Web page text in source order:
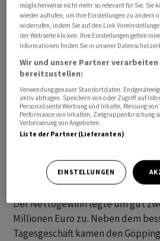
Teamviewer hatte zuletzt mit
kämpfen, das Umsatzwachstum
vierten Quartal weiter auf 8
Michael Wilkens sprach in der
Herausforderungen durch das
durch negative Währungseffekte.
erreichte der Konzern mit einem
auf 626,7 Millionen Euro Umsatz
unteren Hälfte. Bei der Marge
abgezeichnet. Dennoch fielen die
etwas besser aus als von
Der Nettogewinn legte um gut
Millionen Euro zu. Neben dem
Tagesgeschäft kamen den
möglicherweise nicht mehr so relevant für Sie. Sie
wieder aufrufen, um Ihre Einstellungen zu ändern
widerrufen, indem Sie auf den Link
der Webseite klicken. Ihre Einstellungen gelten
Informationen finden Sie in unserer
Wir und unsere Partner verarbeiten
bereitzustellen:
Verwendung genauer Standortdaten.
aktiv abfragen. Speichern von oder Zugriff auf
Personalisierte Werbung und Inhalte, Messung
Performance von Inhalten, Zielgruppenforschung
Verbesserung von Angeboten.
Liste der Partner (Lieferanten)
EINSTELLUNGEN